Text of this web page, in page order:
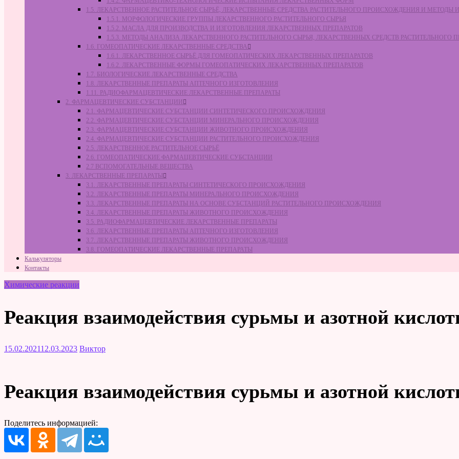
1.5. ЛЕКАРСТВЕННОЕ РАСТИТЕЛЬНОЕ СЫРЬЁ, ЛЕКАРСТВЕННЫЕ СРЕДСТВА РАСТИТЕЛЬНОГО ПРОИСХОЖДЕНИЯ И МЕТОДЫ
1.5.1. МОРФОЛОГИЧЕСКИЕ ГРУППЫ ЛЕКАРСТВЕННОГО РАСТИТЕЛЬНОГО СЫРЬЯ
1.5.2. МАСЛА ДЛЯ ПРОИЗВОДСТВА И ИЗГОТОВЛЕНИЯ ЛЕКАРСТВЕННЫХ ПРЕПАРАТОВ
1.5.3. МЕТОДЫ АНАЛИЗА ЛЕКАРСТВЕННОГО РАСТИТЕЛЬНОГО СЫРЬЯ, ЛЕКАРСТВЕННЫХ СРЕДСТВ РАСТИТЕЛЬНОГО
1.6. ГОМЕОПАТИЧЕСКИЕ ЛЕКАРСТВЕННЫЕ СРЕДСТВА
1.6.1. ЛЕКАРСТВЕННОЕ СЫРЬЁ ДЛЯ ГОМЕОПАТИЧЕСКИХ ЛЕКАРСТВЕННЫХ ПРЕПАРАТОВ
1.6.2. ЛЕКАРСТВЕННЫЕ ФОРМЫ ГОМЕОПАТИЧЕСКИХ ЛЕКАРСТВЕННЫХ ПРЕПАРАТОВ
1.7. БИОЛОГИЧЕСКИЕ ЛЕКАРСТВЕННЫЕ СРЕДСТВА
1.8. ЛЕКАРСТВЕННЫЕ ПРЕПАРАТЫ АПТЕЧНОГО ИЗГОТОВЛЕНИЯ
1.11. РАДИОФАРМАЦЕВТИЧЕСКИЕ ЛЕКАРСТВЕННЫЕ ПРЕПАРАТЫ
2. ФАРМАЦЕВТИЧЕСКИЕ СУБСТАНЦИИ
2.1. ФАРМАЦЕВТИЧЕСКИЕ СУБСТАНЦИИ СИНТЕТИЧЕСКОГО ПРОИСХОЖДЕНИЯ
2.2. ФАРМАЦЕВТИЧЕСКИЕ СУБСТАНЦИИ МИНЕРАЛЬНОГО ПРОИСХОЖДЕНИЯ
2.3. ФАРМАЦЕВТИЧЕСКИЕ СУБСТАНЦИИ ЖИВОТНОГО ПРОИСХОЖДЕНИЯ
2.4. ФАРМАЦЕВТИЧЕСКИЕ СУБСТАНЦИИ РАСТИТЕЛЬНОГО ПРОИСХОЖДЕНИЯ
2.5. ЛЕКАРСТВЕННОЕ РАСТИТЕЛЬНОЕ СЫРЬЁ
2.6. ГОМЕОПАТИЧЕСКИЕ ФАРМАЦЕВТИЧЕСКИЕ СУБСТАНЦИИ
2.7 ВСПОМОГАТЕЛЬНЫЕ ВЕЩЕСТВА
3. ЛЕКАРСТВЕННЫЕ ПРЕПАРАТЫ
3.1. ЛЕКАРСТВЕННЫЕ ПРЕПАРАТЫ СИНТЕТИЧЕСКОГО ПРОИСХОЖДЕНИЯ
3.2. ЛЕКАРСТВЕННЫЕ ПРЕПАРАТЫ МИНЕРАЛЬНОГО ПРОИСХОЖДЕНИЯ
3.3. ЛЕКАРСТВЕННЫЕ ПРЕПАРАТЫ НА ОСНОВЕ СУБСТАНЦИЙ РАСТИТЕЛЬНОГО ПРОИСХОЖДЕНИЯ
3.4. ЛЕКАРСТВЕННЫЕ ПРЕПАРАТЫ ЖИВОТНОГО ПРОИСХОЖДЕНИЯ
3.5. РАДИОФАРМАЦЕВТИЧЕСКИЕ ЛЕКАРСТВЕННЫЕ ПРЕПАРАТЫ
3.6. ЛЕКАРСТВЕННЫЕ ПРЕПАРАТЫ АПТЕЧНОГО ИЗГОТОВЛЕНИЯ
3.7. ЛЕКАРСТВЕННЫЕ ПРЕПАРАТЫ ЖИВОТНОГО ПРОИСХОЖДЕНИЯ
3.8. ГОМЕОПАТИЧЕСКИЕ ЛЕКАРСТВЕННЫЕ ПРЕПАРАТЫ
Калькуляторы
Контакты
Химические реакции
Реакция взаимодействия сурьмы и азотной
15.02.202112.03.2023 Виктор
Реакция взаимодействия сурьмы и азотной
Поделитесь информацией: